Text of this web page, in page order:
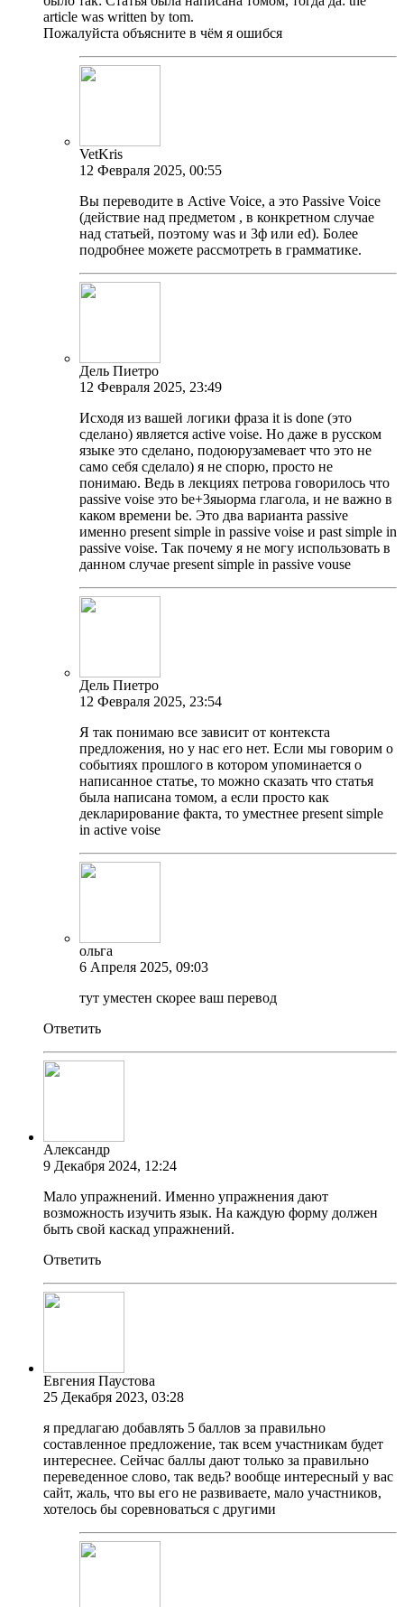
article was written by tom.
Пожалуйста объясните в чём я ошибся
VetKris
12 Февраля 2025, 00:55
Вы переводите в Active Voice, а это Passive Voice
(действие над предметом , в конкретном случае
над статьей, поэтому was и 3ф или ed). Более
подробнее можете рассмотреть в грамматике.
Дель Пиетро
12 Февраля 2025, 23:49
Исходя из вашей логики фраза it is done (это
сделано) является active voise. Но даже в русском
языке это сделано, подоюрузамевает что это не
само себя сделало) я не спорю, просто не
понимаю. Ведь в лекциях петрова говорилось что
passive voise это be+3яыорма глагола, и не важно в
каком времени be. Это два варианта passive
именно present simple in passive voise и past simple in
passive voise. Так почему я не могу использовать в
данном случае present simple in passive vouse
Дель Пиетро
12 Февраля 2025, 23:54
Я так понимаю все зависит от контекста
предложения, но у нас его нет. Если мы говорим о
событиях прошлого в котором упоминается о
написанное статье, то можно сказать что статья
была написана томом, а если просто как
декларирование факта, то уместнее present simple
in active voise
ольга
6 Апреля 2025, 09:03
тут уместен скорее ваш перевод
Ответить
Александр
9 Декабря 2024, 12:24
Мало упражнений. Именно упражнения дают
возможность изучить язык. На каждую форму должен
быть свой каскад упражнений.
Ответить
Евгения Паустова
25 Декабря 2023, 03:28
я предлагаю добавлять 5 баллов за правильно
составленное предложение, так всем участникам будет
интереснее. Сейчас баллы дают только за правильно
переведенное слово, так ведь? вообще интересный у вас
сайт, жаль, что вы его не развиваете, мало участников,
хотелось бы соревноваться с другими